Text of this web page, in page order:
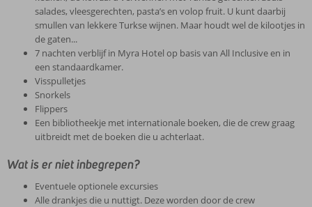
salades, vleesgerechten, pasta’s en volop fruit. U kunt daarbij
smullen van lekkere Turkse wijnen. Maar houdt wel de kilootjes in
de gaten...
7 nachten verblijf in Myra Hotel op basis van All Inclusive en in
een standaardkamer.
Visspulletjes
Snorkels
Flippers
Een bibliotheekje met internationale boeken, die de crew graag
uitbreidt met de boeken die u achterlaat.
Wat is er niet inbegrepen?
Eventuele optionele excursies
Alle drankjes die u nuttigt. Deze worden door de crew